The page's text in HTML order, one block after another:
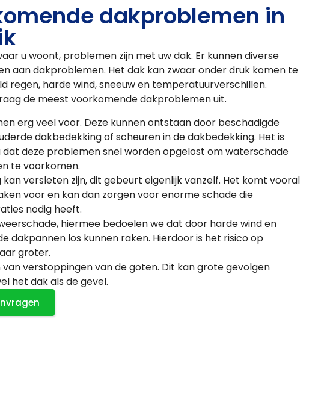
dakproblemen in
u woont, problemen zijn met uw dak. Er kunnen diverse
aan dakproblemen. Het dak kan zwaar onder druk komen te
regen, harde wind, sneeuw en temperatuurverschillen.
de meest voorkomende dakproblemen uit.
erg veel voor. Deze kunnen ontstaan door beschadigde
dakbedekking of scheuren in de dakbedekking. Het is
deze problemen snel worden opgelost om waterschade
te voorkomen.
versleten zijn, dit gebeurt eigenlijk vanzelf. Het komt vooral
voor en kan dan zorgen voor enorme schade die
nodig heeft.
hiermee bedoelen we dat door harde wind en
dakpannen los kunnen raken. Hierdoor is het risico op
groter.
van verstoppingen van de goten. Dit kan grote gevolgen
het dak als de gevel.